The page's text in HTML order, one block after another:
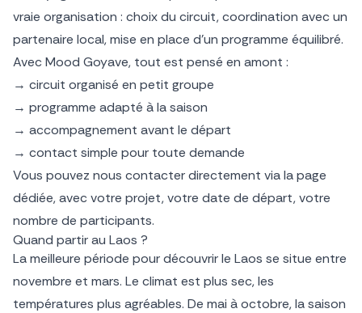
vraie organisation : choix du circuit, coordination avec un
partenaire local, mise en place d’un programme équilibré.
Avec Mood Goyave, tout est pensé en amont :
→ circuit organisé en petit groupe
→ programme adapté à la saison
→ accompagnement avant le départ
→ contact simple pour toute demande
Vous pouvez nous contacter directement via la page
dédiée, avec votre projet, votre date de départ, votre
nombre de participants.
Quand partir au Laos ?
La meilleure période pour découvrir le Laos se situe entre
novembre et mars. Le climat est plus sec, les
températures plus agréables. De mai à octobre, la saison